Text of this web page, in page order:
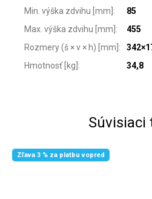
Min. výška zdvihu [mm] :
85
Max. výška zdvihu [mm] :
455
Rozmery (š × v × h) [mm] :
Hmotnosť [kg] : 34,8
Súvisiaci
Zľava 3 % za platbu vopred